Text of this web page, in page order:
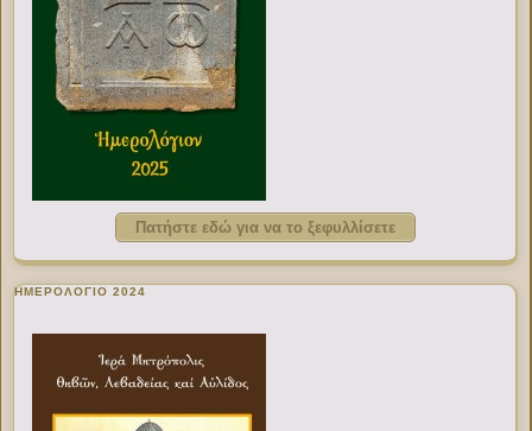
Πατήστε εδώ για να το ξεφυλλίσετε
ΗΜΕΡΟΛΟΓΙΟ 2024